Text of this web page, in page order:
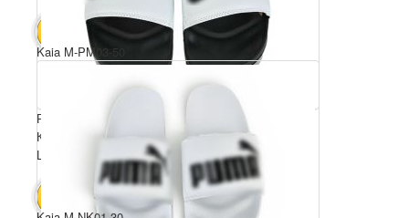
В КОШИК 45 $
Розмірний ряд: 40-45
Комплектація ящика: 6
Ціна за пару: 8.5 $
В КОШИК 51 $
Kaia M-PM03-50